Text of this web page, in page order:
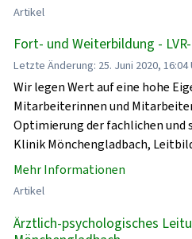
Artikel
Fort- und Weiterbildung -
Letzte Änderung: 25. Juni 2020, 16:04
Wir legen Wert auf eine hohe
Mitarbeiterinnen und
Optimierung der fachlichen und
Klinik Mönchengladbach,
Mehr Informationen
Artikel
Ärztlich-psychologisches